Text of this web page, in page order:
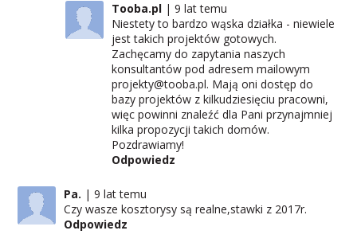
Tooba.pl
9 lat temu
Niestety to bardzo wąska działka - niewiele
jest takich projektów gotowych.
Zachęcamy do zapytania naszych
konsultantów pod adresem mailowym
projekty@tooba.pl. Mają oni dostęp do
bazy projektów z kilkudziesięciu pracowni,
więc powinni znaleźć dla Pani przynajmniej
kilka propozycji takich domów.
Pozdrawiamy!
Odpowiedz
Pa.
9 lat temu
Czy wasze kosztorysy są realne,stawki z 2017r.
Odpowiedz